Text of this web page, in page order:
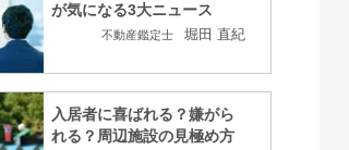
が気になる3大ニュース
不動産鑑定士 堀田 直紀
入居者に喜ばれる？嫌がら
れる？周辺施設の見極め方